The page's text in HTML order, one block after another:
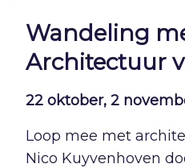
Wandeling
Architectuur
22 oktober, 2
Loop mee met
Nico Kuyvenhoven